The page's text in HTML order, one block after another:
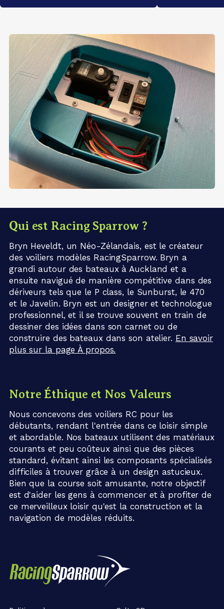
Qui est Racing Sparrow ?
Bryn Heveldt, un Néo-Zélandais, est le créateur
des voiliers modèles RacingSparrow. Bryn a
grandi autour des bateaux à Auckland et a
ensuite navigué de manière compétitive dans des
dériveurs tels que le P class, le Sunburst, le 470
et le Javelin. Bryn est un designer et technologue
professionnel, et il se trouve souvent en train de
dessiner des idées dans son carnet ou de
construire des bateaux dans son atelier. En savoir
plus sur la page À propos.
Notre Éthique et Nos Valeurs
Nous concevons des voiliers RC pour les
débutants, rendant l'entrée dans ce loisir simple
et abordable. Nos bateaux utilisent des matériaux
courants et peu coûteux ainsi que des pièces
standard, évitant ainsi les composants spécialisés
difficiles à trouver grâce à un design astucieux.
Bien que la course soit amusante, notre objectif
est d'aider les gens à commencer et à profiter de
ce merveilleux loisir qu'est la construction et la
navigation de modèles réduits.